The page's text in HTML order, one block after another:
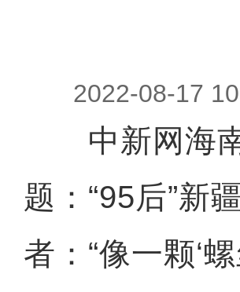
2022-08-17
中新网海南
题：“95后”新
者：“像一颗‘